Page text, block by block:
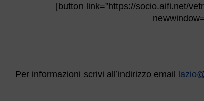
[button link=”https://socio.aifi.net/
Per informazioni scrivi all’indirizzo email